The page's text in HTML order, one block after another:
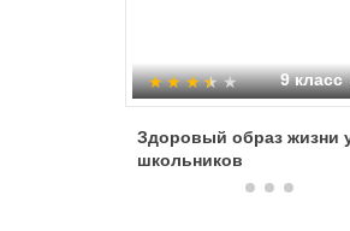
9 класс
Здоровый образ жизни
школьников